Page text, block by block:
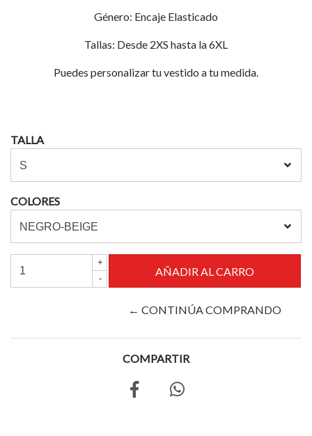
Género: Encaje Elasticado
Tallas: Desde 2XS hasta la 6XL
Puedes personalizar tu vestido a tu medida.
TALLA
COLORES
+
-
← CONTINÚA COMPRANDO
COMPARTIR